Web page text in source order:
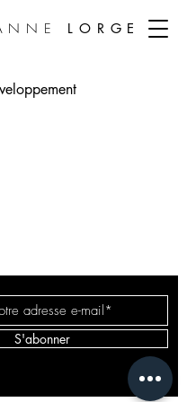
LORGE
S'abonner